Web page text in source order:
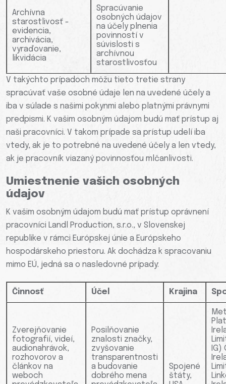
Archívna
starostlivosť -
evidencia,
archivácia,
vyraďovanie,
likvidácia
Spracúvanie
osobných údajov
na účely plnenia
povinností v
súvislosti s
archívnou
starostlivosťou
V takýchto prípadoch môžu tieto tretie strany
spracúvať vaše osobné údaje len na uvedené účely a
iba v súlade s našimi pokynmi alebo platnými právnymi
predpismi. K vašim osobným údajom budú mať prístup aj
naši pracovníci. V takom prípade sa prístup udelí iba
vtedy, ak je to potrebné na uvedené účely a len vtedy,
ak je pracovník viazaný povinnosťou mlčanlivosti.
Umiestnenie vašich osobných
údajov
K vašim osobným údajom budú mať prístup oprávnení
pracovníci Landl Production, s.r.o., v Slovenskej
republike v rámci Európskej únie a Európskeho
hospodárskeho priestoru. Ak dochádza k spracovaniu
mimo EÚ, jedná sa o nasledovné prípady:
Činnosť Účel Krajina
Zverejňovanie
fotografií, videí,
audionahrávok,
rozhovorov a
článkov na
weboch
Posilňovanie
znalosti značky,
zvyšovanie
transparentnosti
a budovanie
dobrého mena
Spojené
štáty,
IG)